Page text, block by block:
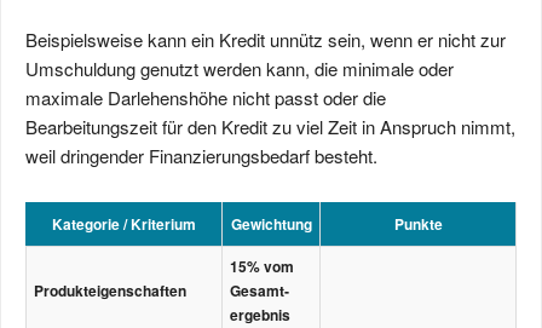
Beispielsweise kann ein Kredit unnütz sein, wenn er nicht zur
Umschuldung genutzt werden kann, die minimale oder
maximale Darlehenshöhe nicht passt oder die
Bearbeitungszeit für den Kredit zu viel Zeit in Anspruch nimmt,
weil dringender Finanzierungsbedarf besteht.
Kategorie / Kriterium Gewichtung Punkte
Produkt­­­eigenschaften
15% vom
Gesamt­­­
ergebnis